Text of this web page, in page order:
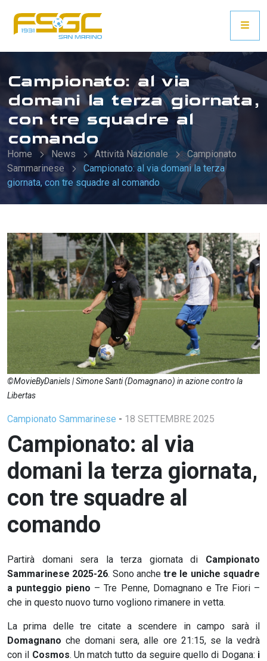
Campionato: al via
domani la terza giornata,
con tre squadre al
comando
Home News Attività Nazionale
Campionato
Sammarinese
Campionato: al via domani la terza
giornata, con tre squadre al comando
©MovieByDaniels | Simone Santi (Domagnano) in azione contro la
Libertas
Campionato Sammarinese - 18 SETTEMBRE 2025
Campionato: al via
domani la terza giornata,
con tre squadre al
comando
Partirà domani sera la terza giornata di Campionato
Sammarinese 2025-26. Sono anchetre le uniche squadre
a punteggio pieno – Tre Penne, Domagnano e Tre Fiori –
che in questo nuovo turno vogliono rimanere in vetta.
La prima delle tre citate a scendere in campo sarà il
Domagnano che domani sera, alle ore 21:15, se la vedrà
con il Cosmos. Un match tutto da seguire quello di Dogana: i